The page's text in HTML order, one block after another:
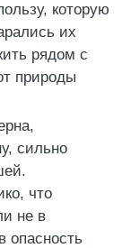
которую
их
рядом с
природы
сильно
что
не в
опасность